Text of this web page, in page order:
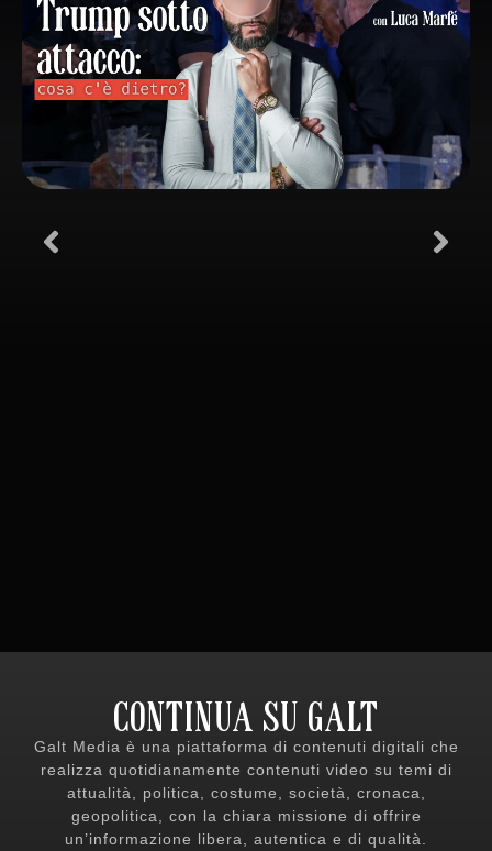
CONTINUA SU GALT
Galt Media è una piattaforma di contenuti digitali che
realizza quotidianamente contenuti video su temi di
attualità, politica, costume, società, cronaca,
geopolitica, con la chiara missione di offrire
un’informazione libera, autentica e di qualità.